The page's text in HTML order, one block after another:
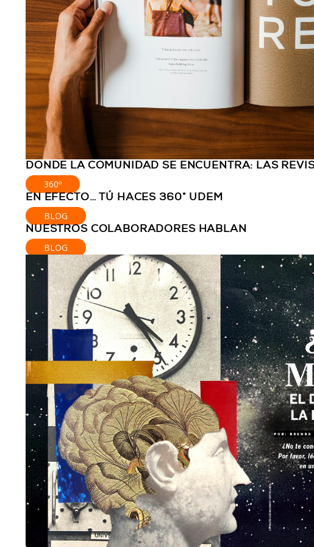
DONDE LA COMUNIDAD SE ENCUENTRA: LAS
360º
EN EFECTO… TÚ HACES 360° UDEM
BLOG
NUESTROS COLABORADORES HABLAN
BLOG